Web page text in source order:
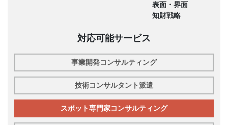
表面・界面
知財戦略
対応可能サービス
事業開発コンサルティング
技術コンサルタント派遣
スポット専門家コンサルティング